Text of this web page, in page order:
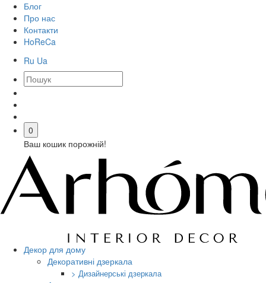
Блог
Про нас
Контакти
HoReCa
Ru Ua
0
Ваш кошик порожній!
Декор для дому
Декоративні дзеркала
> Дизайнерські дзеркала